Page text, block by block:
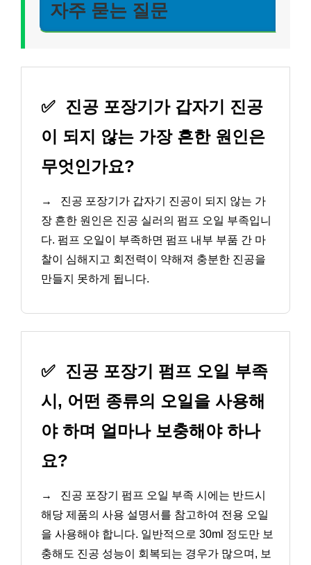
자주 묻는 질문
✅ 진공 포장기가 갑자기 진공
이 되지 않는 가장 흔한 원인은
무엇인가요?
→
진공 포장기가 갑자기 진공이 되지 않는 가
장 흔한 원인은 진공 실러의 펌프 오일 부족입니
다. 펌프 오일이 부족하면 펌프 내부 부품 간 마
찰이 심해지고 회전력이 약해져 충분한 진공을
만들지 못하게 됩니다.
✅ 진공 포장기 펌프 오일 부족
시, 어떤 종류의 오일을 사용해
야 하며 얼마나 보충해야 하나
요?
→
진공 포장기 펌프 오일 부족 시에는 반드시
해당 제품의 사용 설명서를 참고하여 전용 오일
을 사용해야 합니다. 일반적으로 30ml 정도만 보
충해도 진공 성능이 회복되는 경우가 많으며, 보